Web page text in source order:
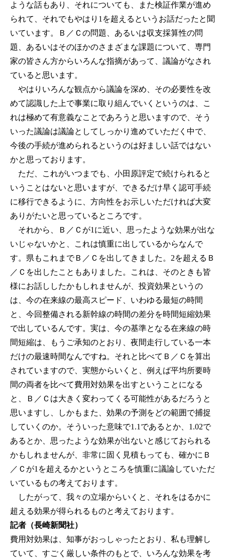
ような話もあり、それについても、また検証作業が進め
られて、それでもやはり1を超えるというお話だったと聞
いています。Ｂ／Ｃの問題、あるいは収支採算性の問
題、あるいはそのほかのさまざまな課題について、専門
家の皆さん方からいろんな指摘があって、議論がなされ
ていると思います。
やはりいろんな観点から議論を深め、その必要性を改
めて認識した上で事業に取り組んでいくというのは、こ
れは極めて有意義なことであろうと思いますので、そう
いった議論は議論としてしっかり進めていただく中で、
今後の手続が進められるというのは好ましい話ではない
かと思っております。
ただ、これがいつまでも、小田原評定で続けられると
いうことはないと思いますが、できるだけ早く認可手続
に移行できるように、方向性をお示しいただければ大変
ありがたいと思っているところです。
それから、Ｂ／Ｃが1に近い、思ったような効果が出な
いじゃないかと、これは慎重に出しているからなんで
す。県もこれまでＢ／Ｃを出してきました。2を超えるＢ
／Ｃを出したこともありました。これは、そのときも皆
様にお話ししたかもしれませんが、投資効果というの
は、今の在来線の最高スピード、いわゆる最短の時間
と、今回整備される新幹線の時間の差分を時間短縮効果
で出しているんです。実は、今の基準となる在来線の時
間短縮は、もうご承知のとおり、夜間走行している一本
だけの最速時間なんですね。それと比べてＢ／Ｃを算出
されていますので、実態からいくと、例えば平均所要時
間の両者を比べて費用対効果を出すということになる
と、Ｂ／Ｃは大きく変わってくる可能性があるだろうと
思いますし、しかもまた、効果の予測をどの範囲で捕捉
していくのか。そういった意味で1.1であるとか、1.02で
あるとか、思ったような効果が出ないと感じておられる
かもしれませんが、非常に固く見積もっても、確かにＢ
／Ｃが1を超えるかというところを慎重に議論していただ
いているもの考えております。
したがって、我々の立場からいくと、それをはるかに
超える効果が得られるものと考えております。
記者（長崎新聞社）
費用対効果は、知事がおっしゃったとおり、私も理解し
ていて、すごく厳しい条件のもとで、いろんな効果を考